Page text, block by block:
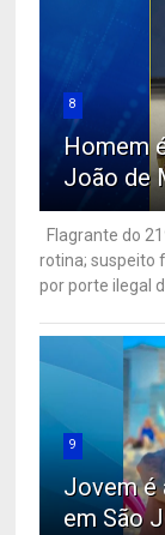
8
Homem
João de
Flagrante do
rotina; suspeito
por porte ilegal
9
Jovem é
em São